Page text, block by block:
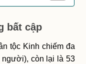
bất cập
tộc Kinh chiếm đa
người), còn lại là 53